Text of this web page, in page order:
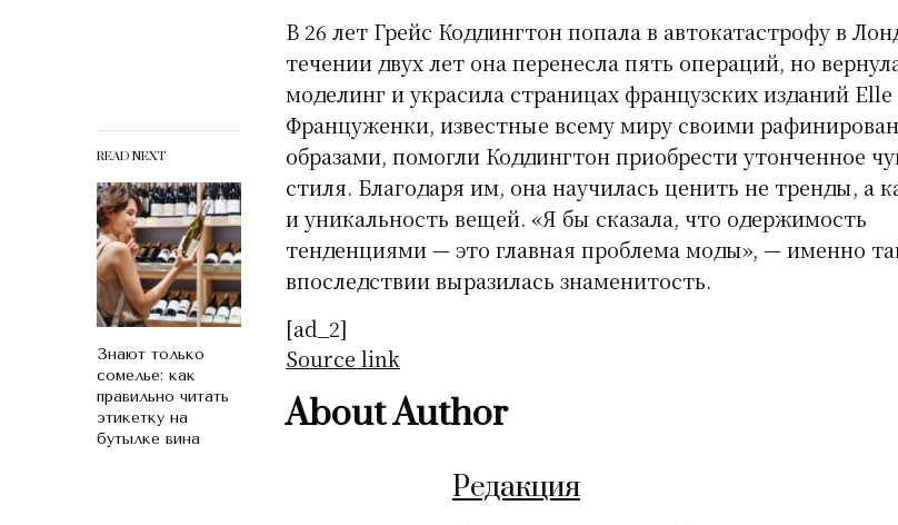
READ NEXT
Знают только
сомелье: как
правильно читать
этикетку на
бутылке вина
В 26 лет Грейс Коддингтон попала в автокатастрофу в
течении двух лет она перенесла пять операций, но
моделинг и украсила страницах французских изданий Elle
Француженки, известные всему миру своими
образами, помогли Коддингтон приобрести утонченное
стиля. Благодаря им, она научилась ценить не тренды, а
и уникальность вещей. «Я бы сказала, что одержимость
тенденциями — это главная проблема моды», — именно
впоследствии выразилась знаменитость.
[ad_2]
Source link
About Author
Редакция